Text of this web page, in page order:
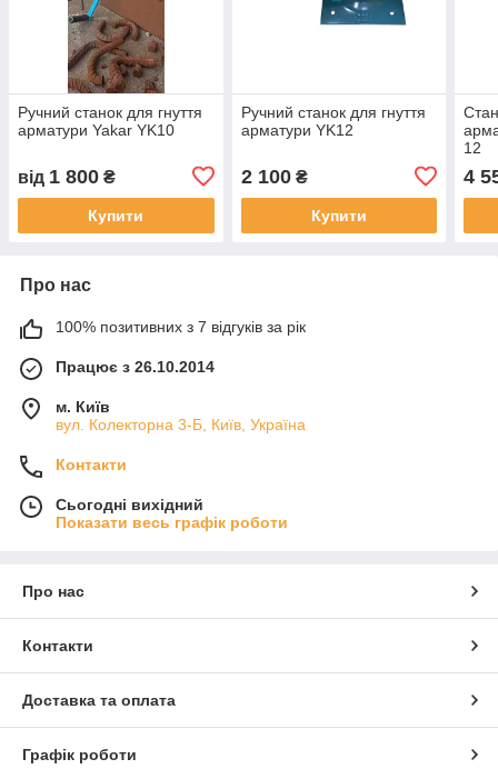
Ручний станок для гнуття
арматури Yakar YK10
від 1 800 ₴
Купити
Ручний станок для гнуття
арматури YK12
2 100₴
Купити
12
4
Про нас
100% позитивних з 7 відгуків за рік
Працює з 26.10.2014
м. Київ
вул. Колекторна 3-Б, Київ, Україна
Контакти
Сьогодні вихідний
Показати весь графік роботи
Про нас
Контакти
Доставка та оплата
Графік роботи